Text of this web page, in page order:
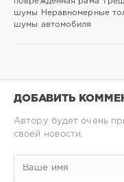
шумы Неравномерные
шумы автомобиля
ДОБАВИТЬ
Автору будет очень
своей новости.